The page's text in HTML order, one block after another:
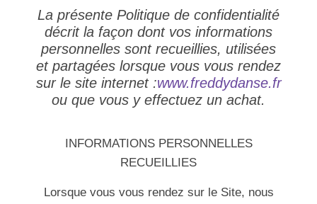
La présente Politique de confidentialité
décrit la façon dont vos informations
personnelles sont recueillies, utilisées
et partagées lorsque vous vous rendez
sur le site internet :www.freddydanse.fr
ou que vous y effectuez un achat.
INFORMATIONS PERSONNELLES
RECUEILLIES
Lorsque vous vous rendez sur le Site, nous